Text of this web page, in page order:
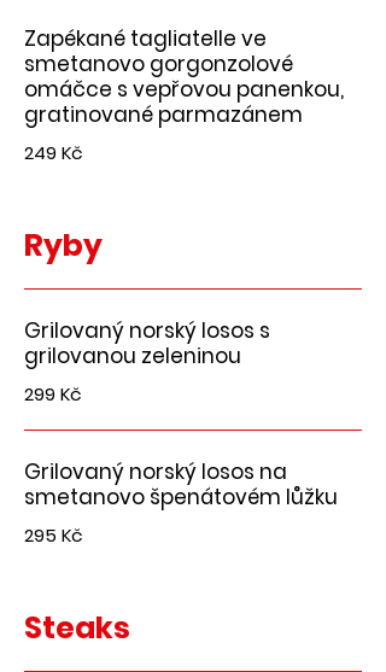
Zapékané tagliatelle ve
smetanovo gorgonzolové
omáčce s vepřovou panenkou,
gratinované parmazánem
249 Kč
Ryby
Grilovaný norský losos s
grilovanou zeleninou
299 Kč
Grilovaný norský losos na
smetanovo špenátovém lůžku
295 Kč
Steaks